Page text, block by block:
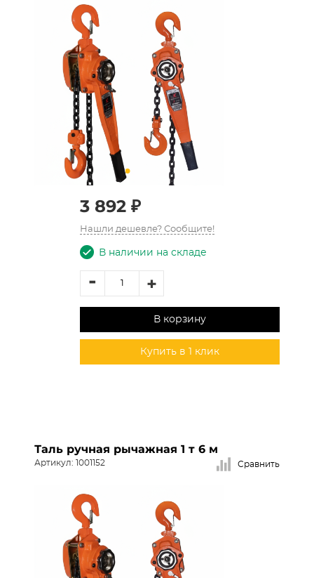
3 892 ₽
Нашли дешевле? Сообщите!
В наличии на складе
- +
В корзину
Купить в 1 клик
Таль ручная рычажная 1 т 6 м
Артикул: 1001152 Сравнить